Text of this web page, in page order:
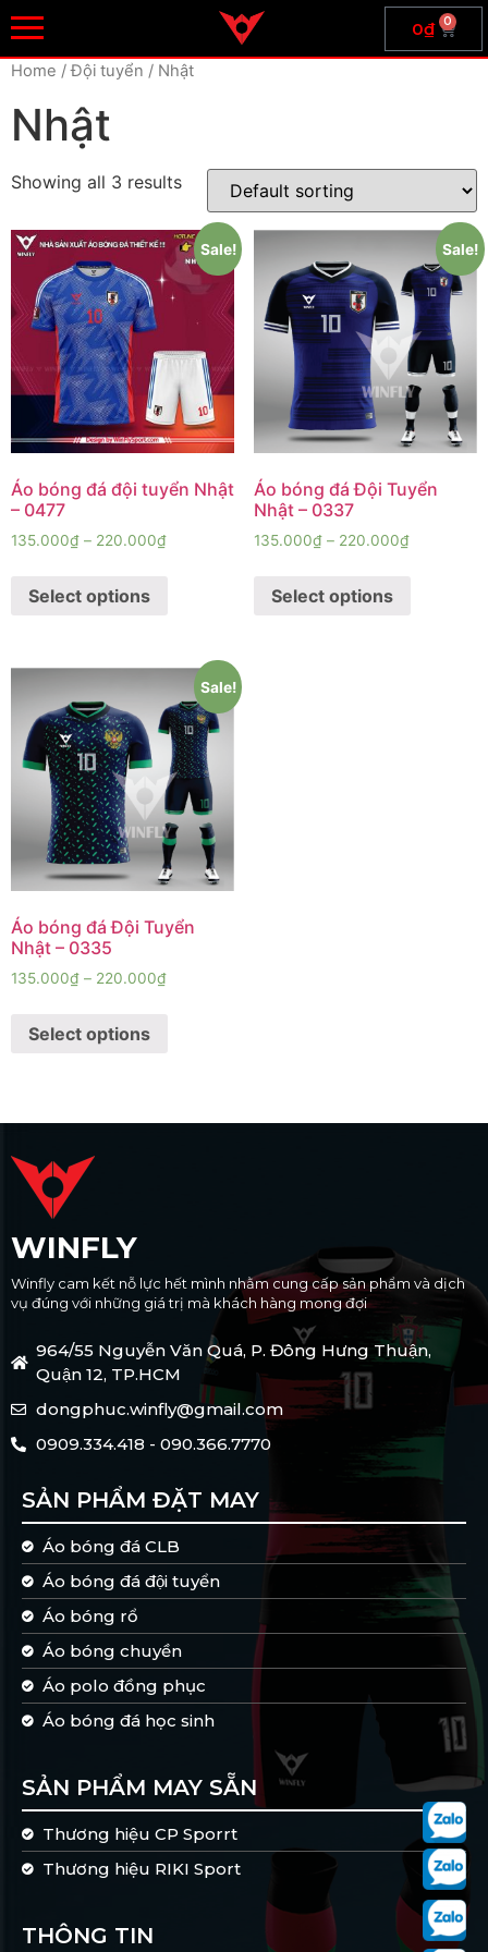
0₫ 0
Home / Đội tuyển / Nhật
Nhật
Showing all 3 results
Sale!
Áo bóng đá đội tuyển Nhật
– 0477
135.000₫ – 220.000₫
Select options
Sale!
Áo bóng đá Đội Tuyển
Nhật – 0337
135.000₫– 220.000₫
Select options
Sale!
Áo bóng đá Đội Tuyển
Nhật – 0335
135.000₫ – 220.000₫
Select options
WINFLY
Winfly cam kết nỗ lực hết mình nhằm cung cấp sản phẩm và dịch
vụ đúng với những giá trị mà khách hàng mong đợi
964/55 Nguyễn Văn Quá, P. Đông Hưng Thuận,
Quận 12, TP.HCM
dongphuc.winfly@gmail.com
0909.334.418 - 090.366.7770
SẢN PHẨM ĐẶT MAY
Áo bóng đá CLB
Áo bóng đá đội tuyển
Áo bóng rổ
Áo bóng chuyền
Áo polo đồng phục
Áo bóng đá học sinh
SẢN PHẨM MAY SẴN
Thương hiệu CP Sporrt
Thương hiệu RIKI Sport
THÔNG TIN